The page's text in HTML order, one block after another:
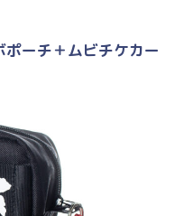
ポーチ＋ムビチケカー